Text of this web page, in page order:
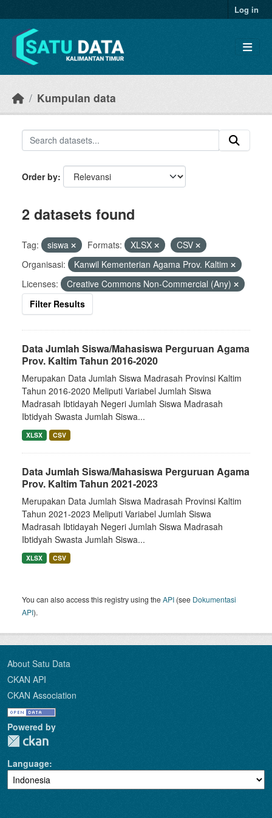
Log in
Kumpulan data
Order by
2 datasets found
Tag: siswa Formats: XLSX
CSV
Organisasi:
Kanwil Kementerian Agama Prov. Kaltim
Licenses:
Creative Commons Non-Commercial (Any)
Filter Results
Data Jumlah Siswa/Mahasiswa Perguruan Agama
Prov. Kaltim Tahun 2016-2020
Merupakan Data Jumlah Siswa Madrasah Provinsi Kaltim
Tahun 2016-2020 Meliputi Variabel Jumlah Siswa
Madrasah Ibtidayah Negeri Jumlah Siswa Madrasah
Ibtidyah Swasta Jumlah Siswa...
XLSX CSV
Data Jumlah Siswa/Mahasiswa Perguruan Agama
Prov. Kaltim Tahun 2021-2023
Merupakan Data Jumlah Siswa Madrasah Provinsi Kaltim
Tahun 2021-2023 Meliputi Variabel Jumlah Siswa
Madrasah Ibtidayah Negeri Jumlah Siswa Madrasah
Ibtidyah Swasta Jumlah Siswa...
XLSX CSV
You can also access this registry using theAPI (see Dokumentasi
API).
About Satu Data
CKAN API
CKAN Association
Powered by
Language